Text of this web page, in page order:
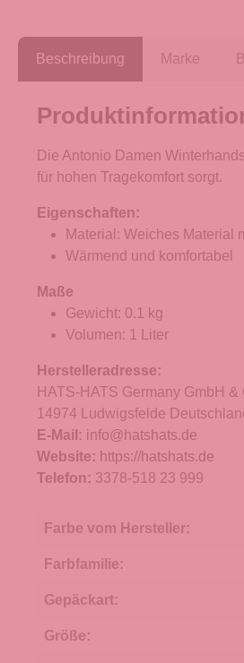
Beschreibung Marke
Die Antonio Damen
für hohen Tragekomfort sorgt.
Eigenschaften:
Material: Weiches Material
Wärmend und komfortabel
Maße
Gewicht: 0.1 kg
Volumen: 1 Liter
Herstelleradresse:
HATS-HATS Germany GmbH
14974 Ludwigsfelde
E-Mail: info@hatshats.de
Website: https://hatshats.de
Telefon: 3378-518 23 999
Farbe vom Hersteller:
Farbfamilie:
Gepäckart:
Größe: